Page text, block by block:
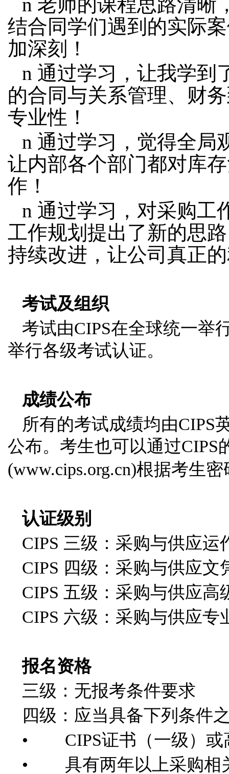
结合同学们遇到的实际
加深刻！
n 通过学习，让我学到
的合同与关系管理、财
专业性！
n 通过学习，觉得全局
让内部各个部门都对库
作！
n 通过学习，对采购工
工作规划提出了新的思
持续改进，让公司真正
考试及组织
考试由CIPS在全球统一举
举行各级考试认证。
成绩公布
所有的考试成绩均由CIPS
公布。考生也可以通过CIPS
(www.cips.org.cn)根据考生
认证级别
CIPS 三级：采购与供应
CIPS 四级：采购与供应
CIPS 五级：采购与供应
CIPS 六级：采购与供应
报名资格
三级：无报考条件要求
四级：应当具备下列条件
• CIPS证书（一级）或
• 具有两年以上采购相